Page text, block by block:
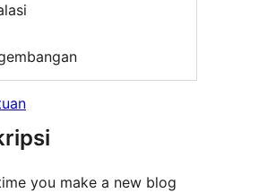
you make a new blog